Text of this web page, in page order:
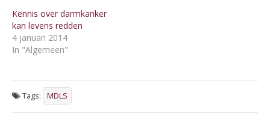
Kennis over darmkanker
kan levens redden
4 januari 2014
In "Algemeen"
Tags: MDLS